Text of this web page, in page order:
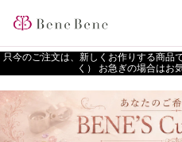
只今のご注文は、新しくお作りする商品
く） お急ぎの場合はお